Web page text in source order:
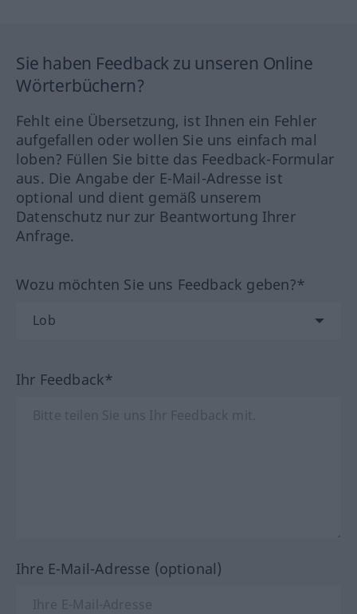
Sie haben Feedback zu unseren Online
Wörterbüchern?
Fehlt eine Übersetzung, ist Ihnen ein Fehler
aufgefallen oder wollen Sie uns einfach mal
loben? Füllen Sie bitte das Feedback-Formular
aus. Die Angabe der E-Mail-Adresse ist
optional und dient gemäß unserem
Datenschutz nur zur Beantwortung Ihrer
Anfrage.
Wozu möchten Sie uns Feedback geben?*
Ihr Feedback*
Ihre E-Mail-Adresse (optional)